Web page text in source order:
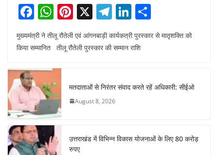
F
a
c
b
o
o
k
W
h
at
A
p
p
Pi
nt
er
X T
el
e
m
Li
n
k
n
h
ar
मुख्यमंत्री ने तीलू रौतेली एवं आंगनबाड़ी कार्यकत्री पुरस्कार से मातृशक्ति को
किया सम्मानित तीलू रौतेली पुरस्कार की सम्मान राशि
मतदाताओं से निरंतर संवाद करते रहें अधिकारी: सीईओ
August 8, 2026
उत्तराखंड में विभिन्न विकास योजनाओं के लिए 80 करोड़
रुपए